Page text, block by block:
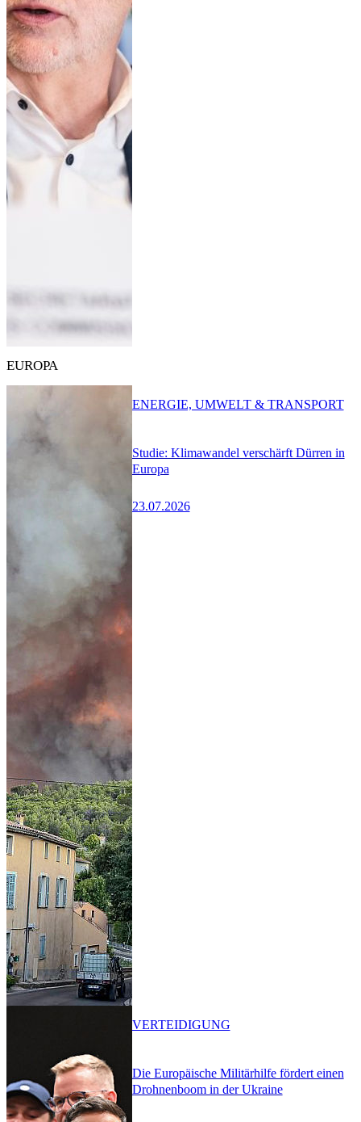
EUROPA
Studie: Klimawandel verschärft Dürren in
Europa
23.07.2026
ENERGIE, UMWELT & TRANSPORT
Die Europäische Militärhilfe fördert einen
Drohnenboom in der Ukraine
VERTEIDIGUNG